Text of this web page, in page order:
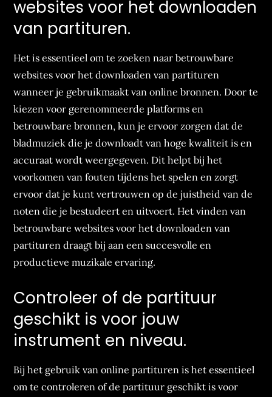
websites voor het downloaden
van partituren.
Het is essentieel om te zoeken naar betrouwbare
websites voor het downloaden van partituren
wanneer je gebruikmaakt van online bronnen. Door te
kiezen voor gerenommeerde platforms en
betrouwbare bronnen, kun je ervoor zorgen dat de
bladmuziek die je downloadt van hoge kwaliteit is en
accuraat wordt weergegeven. Dit helpt bij het
voorkomen van fouten tijdens het spelen en zorgt
ervoor dat je kunt vertrouwen op de juistheid van de
noten die je bestudeert en uitvoert. Het vinden van
betrouwbare websites voor het downloaden van
partituren draagt bij aan een succesvolle en
productieve muzikale ervaring.
Controleer of de partituur
geschikt is voor jouw
instrument en niveau.
Bij het gebruik van online partituren is het essentieel
om te controleren of de partituur geschikt is voor